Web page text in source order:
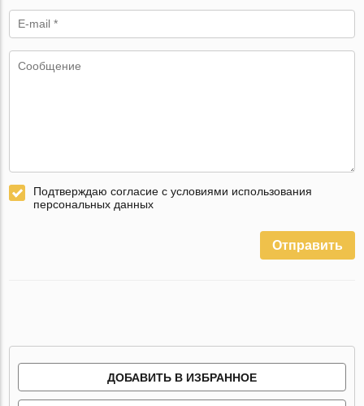
Подтверждаю согласие с условиями использования
персональных данных
Отправить
ДОБАВИТЬ В ИЗБРАННОЕ